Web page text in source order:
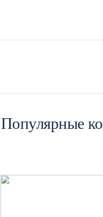
Модули с двумя
стены и потолок
Что
Популярные